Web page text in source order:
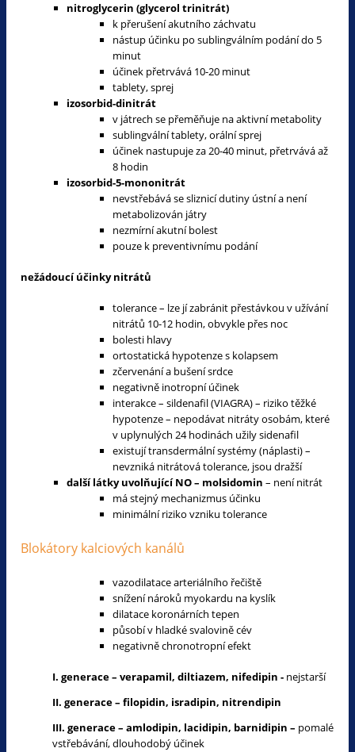
nitroglycerin (glycerol trinitrát)
k přerušení akutního záchvatu
nástup účinku po sublingválním podání do 5
minut
účinek přetrvává 10-20 minut
tablety, sprej
izosorbid-dinitrát
v játrech se přeměňuje na aktivní metabolity
sublingvální tablety, orální sprej
účinek nastupuje za 20-40 minut, přetrvává až
8 hodin
izosorbid-5-mononitrát
nevstřebává se sliznicí dutiny ústní a není
metabolizován játry
nezmírní akutní bolest
pouze k preventivnímu podání
nežádoucí účinky nitrátů
tolerance – lze jí zabránit přestávkou v užívání
nitrátů 10-12 hodin, obvykle přes noc
bolesti hlavy
ortostatická hypotenze s kolapsem
zčervenání a bušení srdce
negativně inotropní účinek
interakce – sildenafil (VIAGRA) – riziko těžké
hypotenze – nepodávat nitráty osobám, které
v uplynulých 24 hodinách užily sidenafil
existují transdermální systémy (náplasti) –
nevzniká nitrátová tolerance, jsou dražší
další látky uvolňující NO – molsidomin – není nitrát
má stejný mechanizmus účinku
minimální riziko vzniku tolerance
Blokátory kalciových kanálů
vazodilatace arteriálního řečiště
snížení nároků myokardu na kyslík
dilatace koronárních tepen
působí v hladké svalovině cév
negativně chronotropní efekt
I. generace – verapamil, diltiazem, nifedipin - nejstarší
II. generace – filopidin, isradipin, nitrendipin
III. generace – amlodipin, lacidipin, barnidipin – pomalé
vstřebávání, dlouhodobý účinek